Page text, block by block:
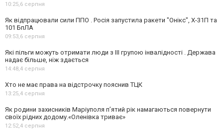
10:25,6 серпня
Як відпрацювали сили ППО . Росія запустила ракети "Онікс", Х-31П та
101 БпЛА
09:53,6 серпня
Які пільги можуть отримати люди з III групою інвалідності . Держава
надає більше, ніж здається
14:48,4 серпня
Хто не має права на відстрочку пояснив ТЦК
13:25,4 серпня
Як родини захисників Маріуполя пʼятий рік намагаються повернути
своїх рідних додому.«Оленівка триває»
12:52,4 серпня